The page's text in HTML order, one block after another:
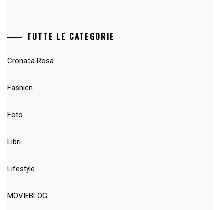
TUTTE LE CATEGORIE
Cronaca Rosa
Fashion
Foto
Libri
Lifestyle
MOVIEBLOG